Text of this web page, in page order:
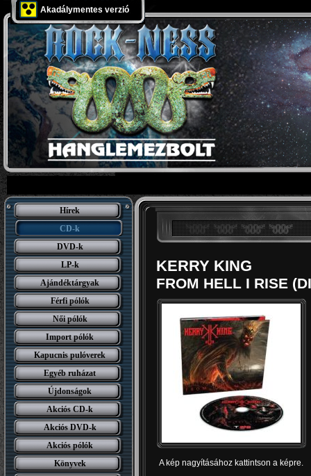
Akadálymentes verzió
Hírek
CD-k
DVD-k
LP-k
Ajándéktárgyak
Férfi pólók
Női pólók
Import pólók
Kapucnis pulóverek
Egyéb ruházat
Újdonságok
Akciós CD-k
Akciós DVD-k
Akciós pólók
Könyvek
KERRY KING
FROM HELL I RISE
A kép nagyításához kattintson a képre.